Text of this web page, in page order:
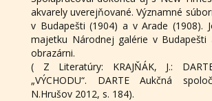
akvarely uverejňované. Významné
v Budapešti (1904) a v Arade (1908).
majetku Národnej galérie v Budapešti
obrazárni.
( Z Literatúry: KRAJŇÁK, J.:
„VÝCHODU“. DARTE Aukčná
N.Hrušov 2012, s. 184).